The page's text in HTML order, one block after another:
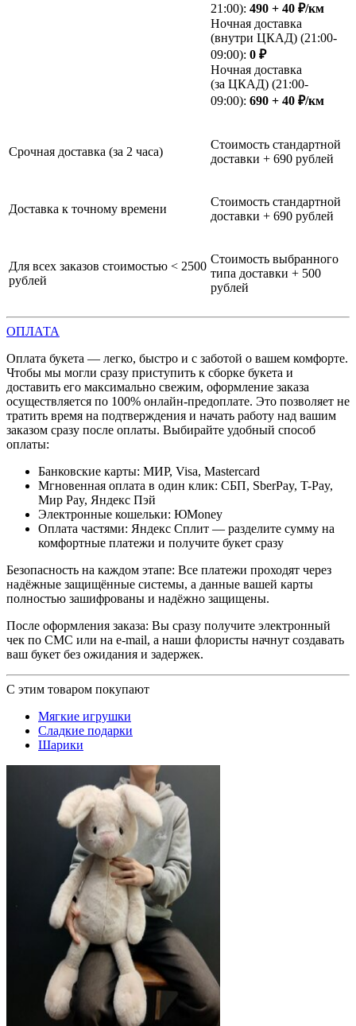
21:00): 490 + 40 ₽/км
Ночная доставка
(внутри ЦКАД) (21:00-
09:00): 0 ₽
Ночная доставка
(за ЦКАД) (21:00-
09:00): 690 + 40 ₽/км
Срочная доставка (за 2 часа)
Стоимость стандартной
доставки + 690 рублей
Доставка к точному времени
Стоимость стандартной
доставки + 690 рублей
Для всех заказов стоимостью < 2500
рублей
Стоимость выбранного
типа доставки + 500
рублей
ОПЛАТА
Оплата букета — легко, быстро и с заботой о вашем комфорте.
Чтобы мы могли сразу приступить к сборке букета и
доставить его максимально свежим, оформление заказа
осуществляется по 100% онлайн-предоплате. Это позволяет не
тратить время на подтверждения и начать работу над вашим
заказом сразу после оплаты. Выбирайте удобный способ
оплаты:
Банковские карты: МИР, Visa, Mastercard
Мгновенная оплата в один клик: СБП, SberPay, T-Pay,
Мир Pay, Яндекс Пэй
Электронные кошельки: ЮMoney
Оплата частями: Яндекс Сплит — разделите сумму на
комфортные платежи и получите букет сразу
Безопасность на каждом этапе: Все платежи проходят через
надёжные защищённые системы, а данные вашей карты
полностью зашифрованы и надёжно защищены.
После оформления заказа: Вы сразу получите электронный
чек по СМС или на e-mail, а наши флористы начнут создавать
ваш букет без ожидания и задержек.
С этим товаром покупают
Мягкие игрушки
Сладкие подарки
Шарики